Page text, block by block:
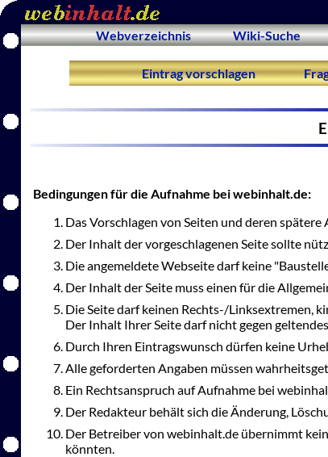
Webverzeichnis Wiki-Suche
Eintrag vorschlagen
Bedingungen für die Aufnahme bei webinhalt.de:
Das Vorschlagen von Seiten und deren
Der Inhalt der vorgeschlagenen Seite sollte
Die angemeldete Webseite darf keine
Der Inhalt der Seite muss einen für die
Die Seite darf keinen Rechts-/Linksextremen,
Der Inhalt Ihrer Seite darf nicht gegen
Durch Ihren Eintragswunsch dürfen keine
Alle geforderten Angaben müssen
Ein Rechtsanspruch auf Aufnahme bei
Der Redakteur behält sich die Änderung,
Der Betreiber von webinhalt.de übernimmt
könnten.